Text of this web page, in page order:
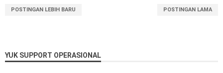
POSTINGAN LEBIH BARU POSTINGAN LAMA
YUK SUPPORT OPERASIONAL